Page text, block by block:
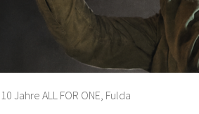
Jahre ALL FOR ONE, Fulda